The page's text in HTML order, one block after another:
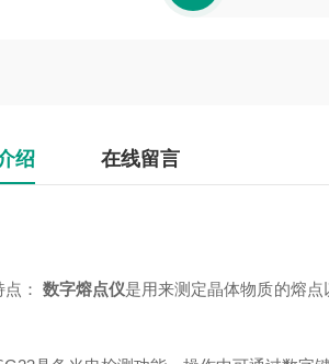
绍 在线留言
： 数字熔点仪是用来测定晶体物质的熔